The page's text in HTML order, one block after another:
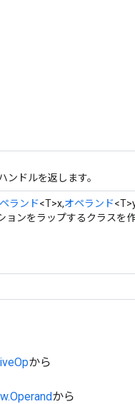
ンドルを返します。
ランド<T>x,オペランド
ョンをラップするクラスを
から
から